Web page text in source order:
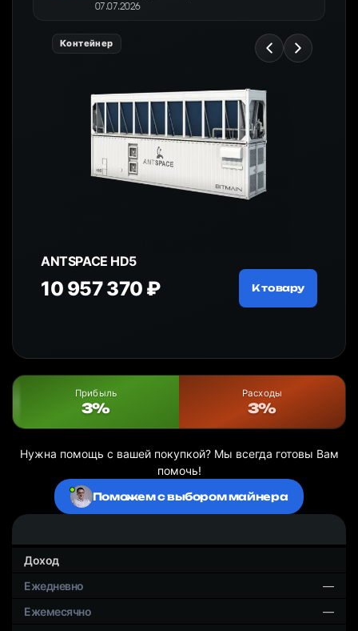
07.07.2026
Контейнер
ANTSPACE HD5
10 957 370 ₽ К товару
Прибыль
3%
Расходы
3%
Нужна помощь с вашей покупкой? Мы всегда готовы Вам
помочь!
Поможем с выбором майнера
Доход
—
—